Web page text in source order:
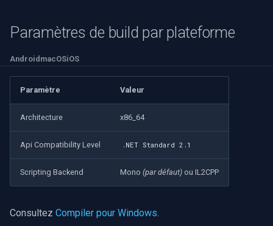
Arlo
Eufy Security
Mercusys
Paramètres de build par plateforme
Android macOSiOS
Paramètre Valeur
Architecture x86_64
Api Compatibility Level .NET Standard 2.1
Scripting Backend Mono (par défaut) ou IL2CPP
Consultez Compiler pour Windows.